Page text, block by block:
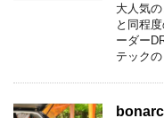
大人気
と同程
ーダー
テック